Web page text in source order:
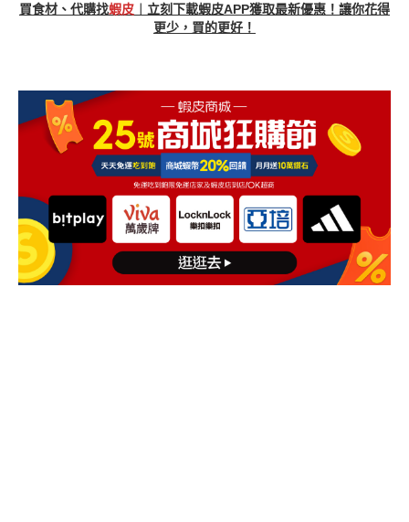
買食材、代購找蝦皮 ︱立刻下載蝦皮APP獲取最新優惠 ！讓你花得
更少，買的更好！